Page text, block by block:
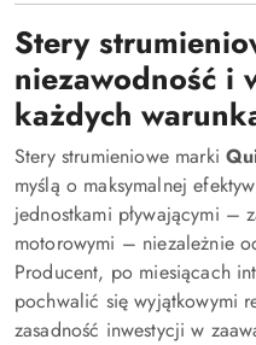
Stery
niezawodność i
każdych
Stery strumieniowe marki
myślą o maksymalnej
jednostkami pływającymi –
motorowymi – niezależnie
Producent, po miesiącach
pochwalić się wyjątkowymi
zasadność inwestycji w